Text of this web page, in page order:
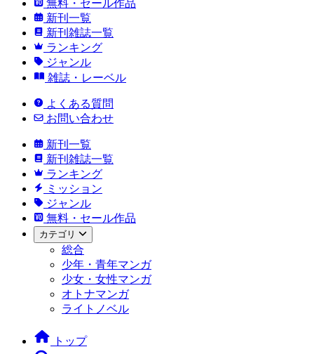
無料・セール作品
新刊一覧
新刊雑誌一覧
ランキング
ジャンル
雑誌・レーベル
よくある質問
お問い合わせ
新刊一覧
新刊雑誌一覧
ランキング
ミッション
ジャンル
無料・セール作品
カテゴリ
総合
少年・青年マンガ
少女・女性マンガ
オトナマンガ
ライトノベル
トップ